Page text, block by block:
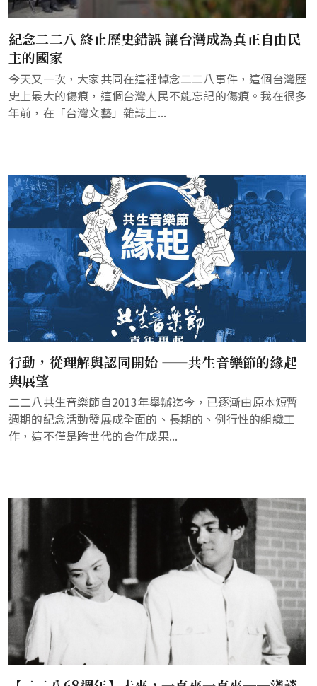
紀念二二八 終止歷史錯誤 讓台灣成為真正自由民
主的國家
今天又一次，大家共同在這裡悼念二二八事件，這個台灣歷
史上最大的傷痕，這個台灣人民不能忘記的傷痕。我在很多
年前，在「台灣文藝」雜誌上...
行動，從理解與認同開始 ——共生音樂節的緣起
與展望
二二八共生音樂節自2013年舉辦迄今，已逐漸由原本短暫
週期的紀念活動發展成全面的、長期的、例行性的組織工
作，這不僅是跨世代的合作成果...